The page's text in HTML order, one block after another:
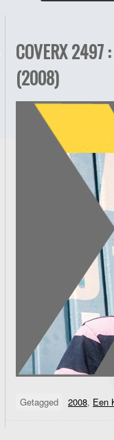
COVERX 2497
(2008)
Getagged 2008, Een